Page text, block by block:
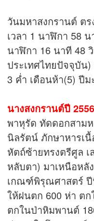
วันมหาสงกรานต์ ต
เวลา 1 นาฬิกา 58
นาฬิกา 16 นาที 48
ประเทศไทยปัจจุบัน
3 ค่ำ เดือนห้า(5) ปีม
นางสงกรานต์ปี 2556
พาหุรัด ทัดดอกสาม
นิลรัตน์ ภักษาหารเ
หัตถ์ซ้ายทรงตรีศูล
หลับตา) มาเหนือหลั
เกณฑ์พิรุณศาสตร์
ให้ฝนตก 600 ห่า ตก
ตกในป่าหิมพานต์